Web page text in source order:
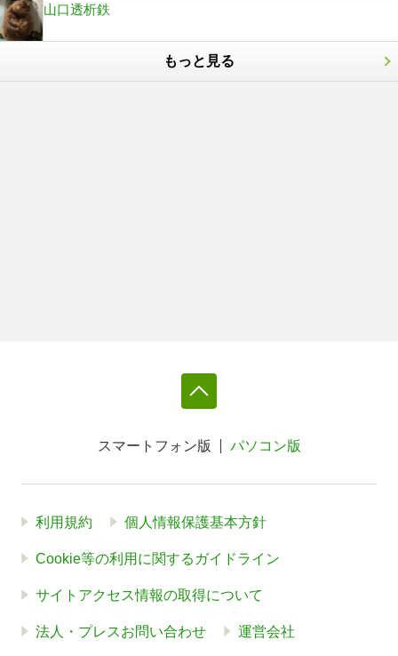
山口透析鉄
もっと見る
スマートフォン版 パソコン版
利用規約 個人情報保護基本方針
Cookie等の利用に関するガイドライン
サイトアクセス情報の取得について
法人・プレスお問い合わせ 運営会社